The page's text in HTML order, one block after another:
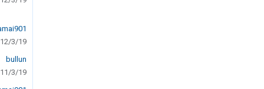
12/3/19
bullun
11/3/19